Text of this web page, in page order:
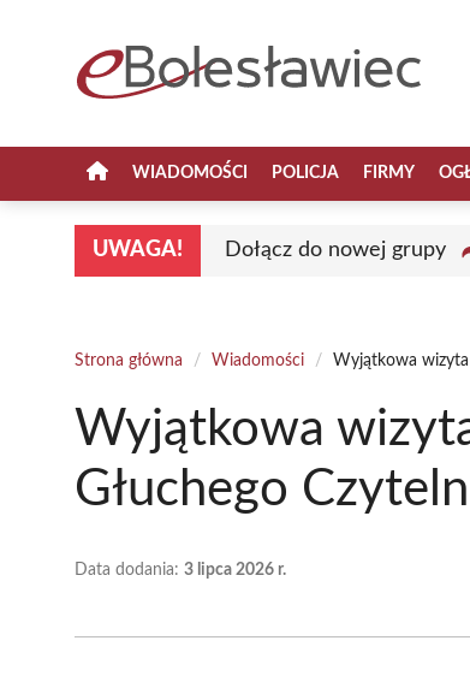
WIADOMOŚCI POLICJA FIRMY
UWAGA! Dołącz do nowej grupy
Strona główna / Wiadomości / Wyjątkowa wizyta
Wyjątkowa
Głuchego
Data dodania: 3 lipca 2026 r.